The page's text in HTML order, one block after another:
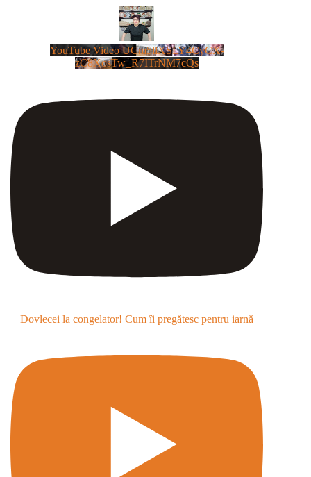
YouTube Video UCm5llXSLY4CyCX-
zC8XosTw_R7ITrNM7cQs
Dovlecei la congelator! Cum îi pregătesc pentru iarnă